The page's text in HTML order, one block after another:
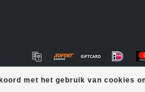
met het gebruik van cookies